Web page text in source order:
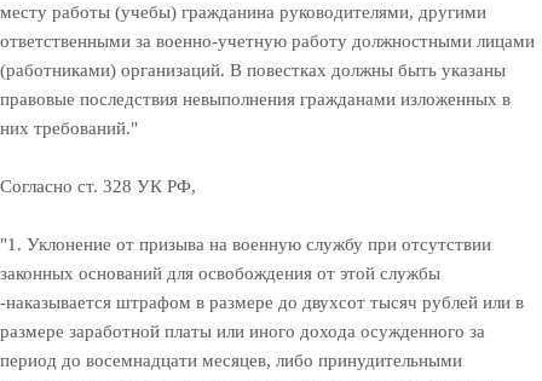
месту работы (учебы) гражданина руководителями, другими
ответственными за военно-учетную работу должностными лицами
(работниками) организаций. В повестках должны быть указаны
правовые последствия невыполнения гражданами изложенных в
них требований."
Согласно ст. 328 УК РФ,
"1. Уклонение от призыва на военную службу при отсутствии
законных оснований для освобождения от этой службы
-наказывается штрафом в размере до двухсот тысяч рублей или в
размере заработной платы или иного дохода осужденного за
период до восемнадцати месяцев, либо принудительными